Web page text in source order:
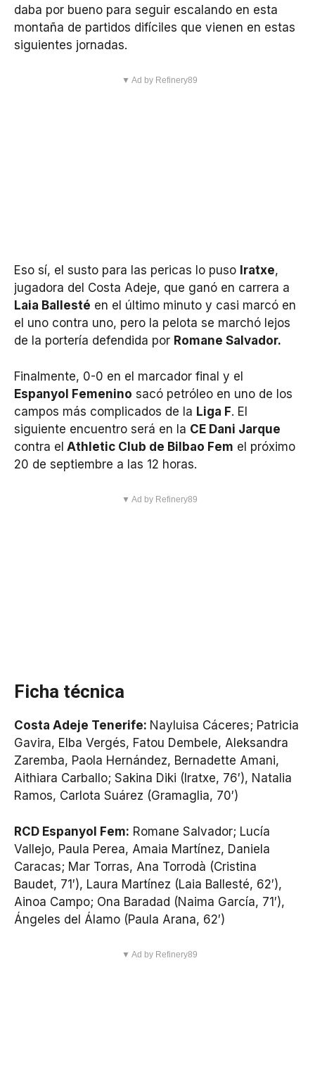
daba por bueno para seguir escalando en esta
montaña de partidos difíciles que vienen en estas
siguientes jornadas.
▼ Ad by Refinery89
Eso sí, el susto para las pericas lo puso Iratxe,
jugadora del Costa Adeje, que ganó en carrera a
Laia Ballesté en el último minuto y casi marcó en
el uno contra uno, pero la pelota se marchó lejos
de la portería defendida por Romane Salvador.
Finalmente, 0-0 en el marcador final y el
Espanyol Femenino sacó petróleo en uno de los
campos más complicados de la Liga F. El
siguiente encuentro será en la CE Dani Jarque
contra el Athletic Club de Bilbao Fem el próximo
20 de septiembre a las 12 horas.
▼ Ad by Refinery89
Ficha técnica
Costa Adeje Tenerife: Nayluisa Cáceres; Patricia
Gavira, Elba Vergés, Fatou Dembele, Aleksandra
Zaremba, Paola Hernández, Bernadette Amani,
Aithiara Carballo; Sakina Diki (Iratxe, 76′), Natalia
Ramos, Carlota Suárez (Gramaglia, 70′)
RCD Espanyol Fem: Romane Salvador; Lucía
Vallejo, Paula Perea, Amaia Martínez, Daniela
Caracas; Mar Torras, Ana Torrodà (Cristina
Baudet, 71′), Laura Martínez (Laia Ballesté, 62′),
Ainoa Campo; Ona Baradad (Naima García, 71′),
Ángeles del Álamo (Paula Arana, 62′)
▼ Ad by Refinery89